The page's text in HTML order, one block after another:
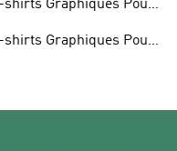
shirts Graphiques Pour
shirts Graphiques Pour